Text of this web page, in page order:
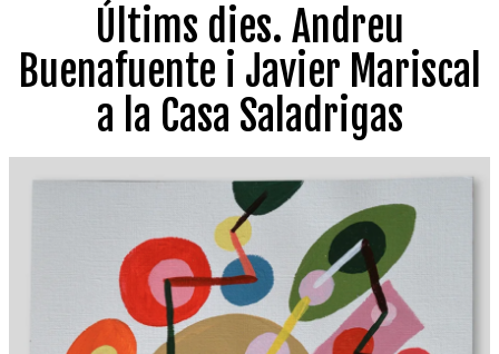
Últims dies. Andreu
Buenafuente i Javier Mariscal
a la Casa Saladrigas